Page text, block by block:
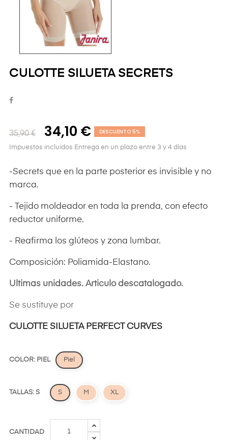
CULOTTE SILUETA SECRETS
35,90 € 34,10 € DESCUENTO 5%
Impuestos incluidos Entrega en un plazo entre 3 y 4 días
-Secrets que en la parte posterior es invisible y no
marca.
- Tejido moldeador en toda la prenda, con efecto
reductor uniforme.
- Reafirma los glúteos y zona lumbar.
Composición: Poliamida-Elastano.
Ultimas unidades. Articulo descatalogado.
Se sustituye por
CULOTTE SILUETA PERFECT CURVES
COLOR: PIEL Piel
TALLAS: S S M XL
CANTIDAD